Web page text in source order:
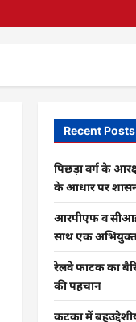
Recent Posts
पिछड़ा वर्ग के
के आधार पर
आरपीएफ व
साथ एक अभियुक्त
रेलवे फाटक का
की पहचान
कटका में